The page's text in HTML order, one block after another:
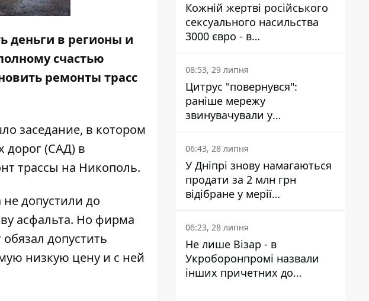
деньги в регионы и
счастью
ремонты трасс
заседание, в котором
дорог(САД) в
трассы на Никополь.
не допустили до
асфальта. Но фирма
допустить
низкую цену и с ней
Кожній жертві російського
сексуального насильства
3000 євро - в
Мінсоцполітики пояснили
Інформатору, звідки на це
гроші
08:53, 29 липня
Цитрус "повернувся":
раніше мережу
звинувачували у
контрабанді техніки та
ухиленні від сплати
податків
06:43, 28 липня
У Дніпрі знову намагаються
продати за 2 млн грн
відібране у мерії
приміщення Укрпошти
06:23, 28 липня
Не лише Візар - в
Укроборонпромі назвали
інших причетних до